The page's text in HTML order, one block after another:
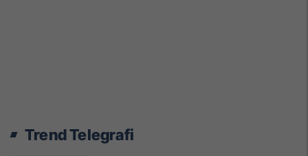
Trend Telegrafi